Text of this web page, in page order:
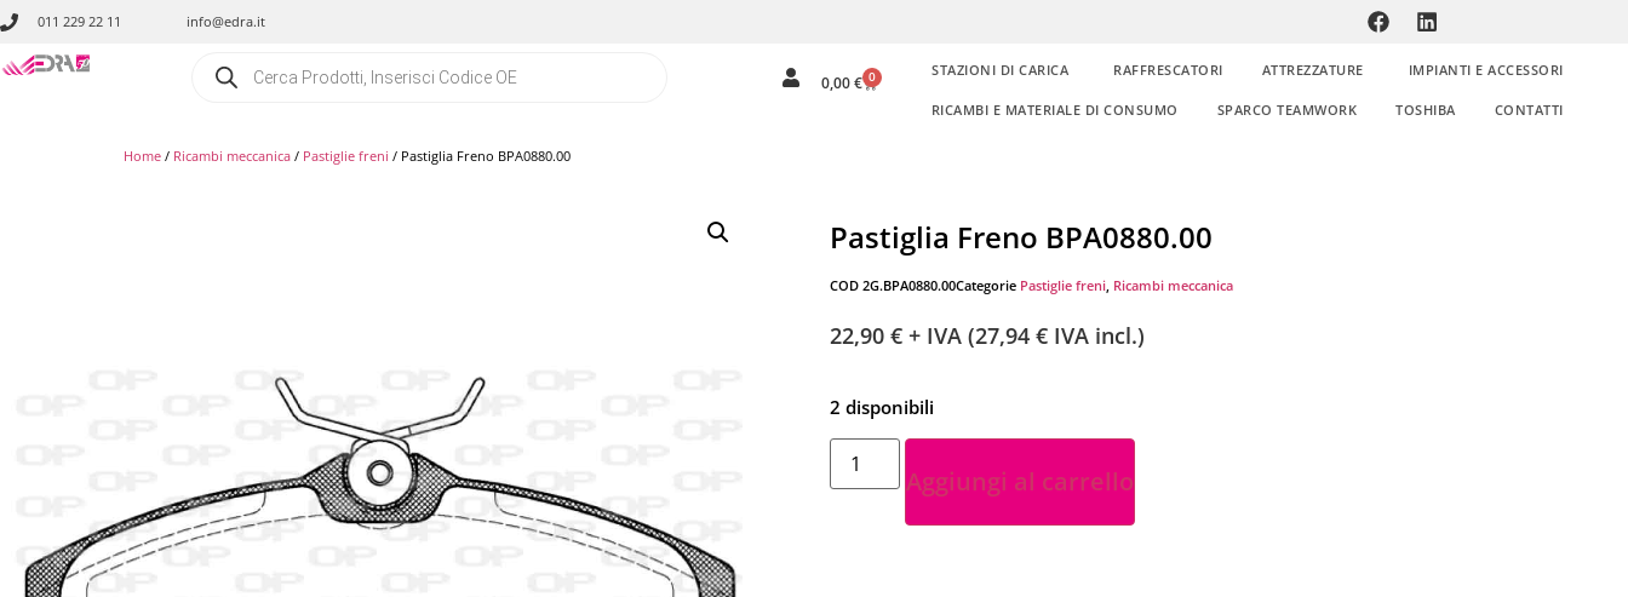
011 229 22 11 info@edra.it
0,00€ 0 STAZIONI DI CARICA RAFFRESCATORI ATTREZZATURE IMPIANTI E ACCESSORI
RICAMBI E MATERIALE DI CONSUMO SPARCO TEAMWORK TOSHIBA CONTATTI
Home / Ricambi meccanica / Pastiglie freni / Pastiglia Freno BPA0880.00
Pastiglia Freno BPA0880.00
COD 2G.BPA0880.00Categorie Pastiglie freni, Ricambi meccanica
22,90 € + IVA (27,94 € IVA incl.)
2 disponibili
Aggiungi al carrello